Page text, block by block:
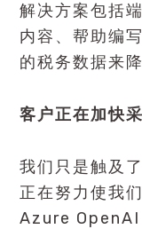
解决方案包括
内容、帮助编
的税务数据来
客户正在加快
我们只是触及
正在努力使我
Azure OpenAI